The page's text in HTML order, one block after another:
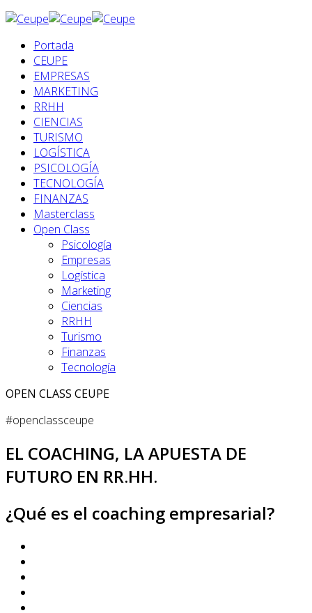
Portada
CEUPE
EMPRESAS
MARKETING
RRHH
CIENCIAS
TURISMO
LOGÍSTICA
PSICOLOGÍA
TECNOLOGÍA
FINANZAS
Masterclass
Open Class
Psicología
Empresas
Logística
Marketing
Ciencias
RRHH
Turismo
Finanzas
Tecnología
OPEN CLASS CEUPE
#openclassceupe
EL COACHING, LA APUESTA DE
FUTURO EN RR.HH.
¿Qué es el coaching empresarial?